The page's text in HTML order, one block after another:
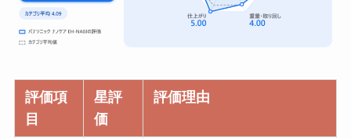
評価項
目
星評
価
評価理由